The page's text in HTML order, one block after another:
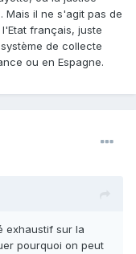
Mais il ne s'agit pas de
français, juste
de collecte
ou en Espagne.
exhaustif sur la
pourquoi on peut